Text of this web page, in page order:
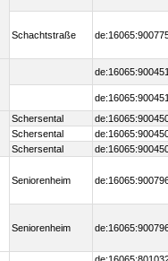
Schachtstraße
Schersental
Schersental
Schersental
Seniorenheim
Seniorenheim